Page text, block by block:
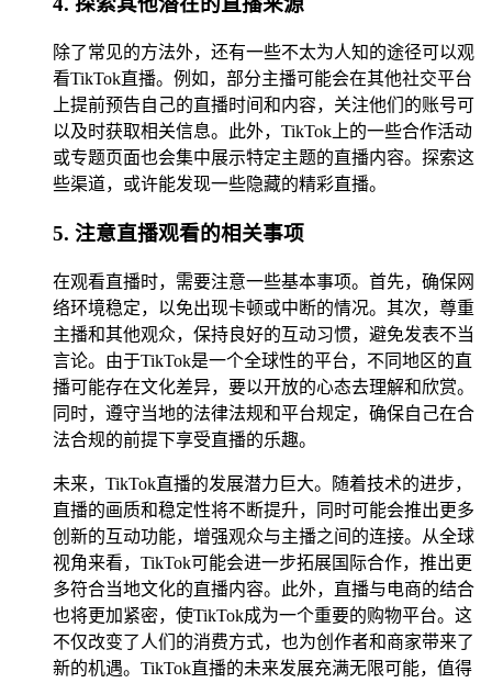
除了常见的方法外，还有一些不太为人知的途径可以观
看TikTok直播。例如，部分主播可能会在其他社交平台
上提前预告自己的直播时间和内容，关注他们的账号可
以及时获取相关信息。此外，TikTok上的一些合作活动
或专题页面也会集中展示特定主题的直播内容。探索这
些渠道，或许能发现一些隐藏的精彩直播。
5. 注意直播观看的相关事项
在观看直播时，需要注意一些基本事项。首先，确保网
络环境稳定，以免出现卡顿或中断的情况。其次，尊重
主播和其他观众，保持良好的互动习惯，避免发表不当
言论。由于TikTok是一个全球性的平台，不同地区的直
播可能存在文化差异，要以开放的心态去理解和欣赏。
同时，遵守当地的法律法规和平台规定，确保自己在合
法合规的前提下享受直播的乐趣。
未来，TikTok直播的发展潜力巨大。随着技术的进步，
直播的画质和稳定性将不断提升，同时可能会推出更多
创新的互动功能，增强观众与主播之间的连接。从全球
视角来看，TikTok可能会进一步拓展国际合作，推出更
多符合当地文化的直播内容。此外，直播与电商的结合
也将更加紧密，使TikTok成为一个重要的购物平台。这
不仅改变了人们的消费方式，也为创作者和商家带来了
新的机遇。TikTok直播的未来发展充满无限可能，值得